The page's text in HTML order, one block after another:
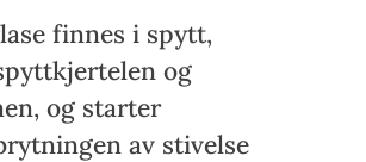
finnes i spytt,
og
og starter
av stivelse